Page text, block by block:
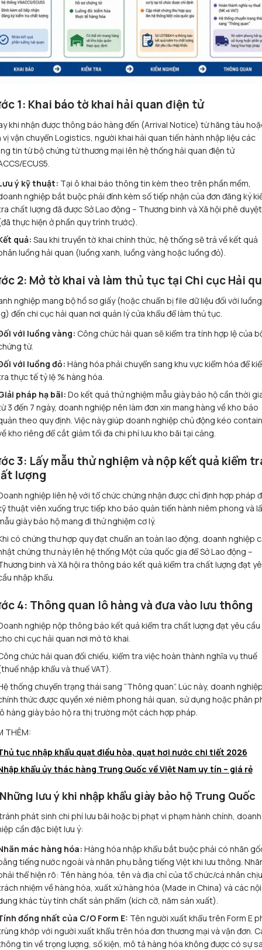
1: Khai báo tờ khai hải quan điện tử
khi nhận được thông báo hàng đến (Arrival Notice) từ hãng tàu
vị vận chuyển Logistics, người khai hải quan tiến hành nhập liệu các
tin từ bộ chứng từ thương mại lên hệ thống hải quan điện tử
ECUS5.
ý kỹ thuật: Tại ô khai báo thông tin kèm theo trên phần mềm,
nghiệp bắt buộc phải đính kèm số tiếp nhận của đơn đăng ký
chất lượng đã được Sở Lao động – Thương binh và Xã hội phê duyệt
thực hiện ở phần quy trình trước).
quả: Sau khi truyền tờ khai chính thức, hệ thống sẽ trả về kết quả
luồng hải quan (luồng xanh, luồng vàng hoặc luồng đỏ).
2: Mở tờ khai và làm thủ tục tại Chi cục Hải
nghiệp mang bộ hồ sơ giấy (hoặc chuẩn bị file dữ liệu đối với luồng
đến chi cục hải quan nơi quản lý cửa khẩu để làm thủ tục.
với luồng vàng: Công chức hải quan sẽ kiểm tra tính hợp lệ của
từ.
với luồng đỏ: Hàng hóa phải chuyển sang khu vực kiểm hóa để
thực tế tỷ lệ % hàng hóa.
pháp hạ bãi: Do kết quả thử nghiệm mẫu giày bảo hộ cần thời
3 đến 7 ngày, doanh nghiệp nên làm đơn xin mang hàng về kho bảo
theo quy định. Việc này giúp doanh nghiệp chủ động kéo
kho riêng để cắt giảm tối đa chi phí lưu kho bãi tại cảng.
3: Lấy mẫu thử nghiệm và nộp kết quả kiểm
lượng
nghiệp liên hệ với tổ chức chứng nhận được chỉ định hợp pháp
thuật viên xuống trực tiếp kho bảo quản tiến hành niêm phong và
giày bảo hộ mang đi thử nghiệm cơ lý.
có chứng thư hợp quy đạt chuẩn an toàn lao động, doanh nghiệp
chứng thư này lên hệ thống Một cửa quốc gia để Sở Lao động –
binh và Xã hội ra thông báo kết quả kiểm tra chất lượng đạt
nhập khẩu.
4: Thông quan lô hàng và đưa vào lưu thông
nghiệp nộp thông báo kết quả kiểm tra chất lượng đạt yêu cầu
chi cục hải quan nơi mở tờ khai.
chức hải quan đối chiếu, kiểm tra việc hoàn thành nghĩa vụ thuế
nhập khẩu và thuế VAT).
thống chuyển trạng thái sang “Thông quan”. Lúc này, doanh
thức được quyền xé niêm phong hải quan, sử dụng hoặc phân
hàng giày bảo hộ ra thị trường một cách hợp pháp.
THÊM:
tục nhập khẩu quạt điều hòa, quạt hơi nước chi tiết 2026
khẩu ủy thác hàng Trung Quốc về Việt Nam uy tín – giá rẻ
lưu ý khi nhập khẩu giày bảo hộ Trung Quốc
phát sinh chi phí lưu bãi hoặc bị phạt vi phạm hành chính, doanh
cần đặc biệt lưu ý:
mác hàng hóa: Hàng hóa nhập khẩu bắt buộc phải có nhãn
tiếng nước ngoài và nhãn phụ bằng tiếng Việt khi lưu thông.
thể hiện rõ: Tên hàng hóa, tên và địa chỉ của tổ chức/cá nhân chịu
nhiệm về hàng hóa, xuất xứ hàng hóa (Made in China) và các nội
khác tùy tính chất sản phẩm (kích cỡ, năm sản xuất).
đồng nhất của C/O Form E: Tên người xuất khẩu trên Form E
khớp với người xuất khẩu trên hóa đơn thương mại và vận đơn.
tin về trọng lượng, số kiện, mô tả hàng hóa không được có sự